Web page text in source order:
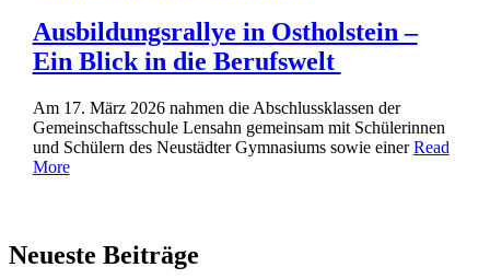
Ausbildungsrallye in Ostholstein –
Ein Blick in die Berufswelt
Am 17. März 2026 nahmen die Abschlussklassen der
Gemeinschaftsschule Lensahn gemeinsam mit Schülerinnen
und Schülern des Neustädter Gymnasiums sowie einerRead
More
Neueste Beiträge